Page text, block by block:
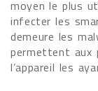
moyen le plus
infecter les
demeure les
permettent aux
l’appareil les